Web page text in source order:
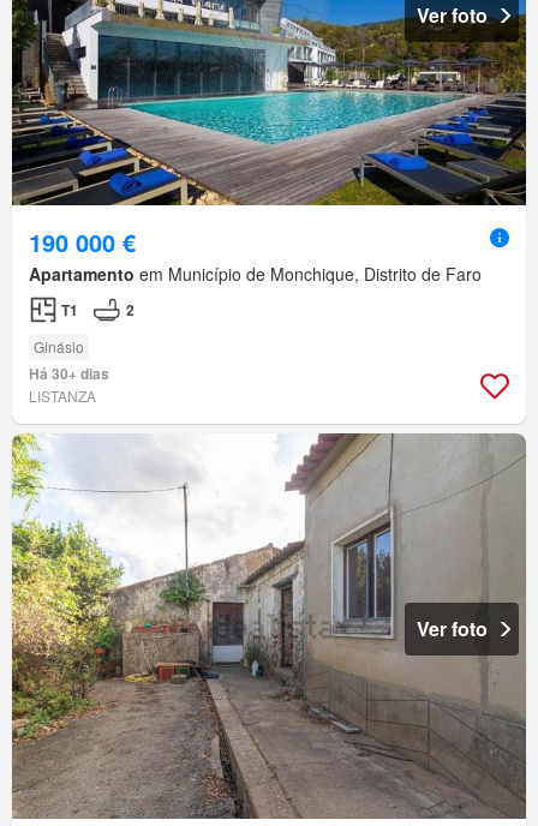
Ver foto
190 000 €
Apartamento em Município de Monchique, Distrito de Faro
T1 2
Ginásio
Há 30+ dias
LISTANZA
Ver foto